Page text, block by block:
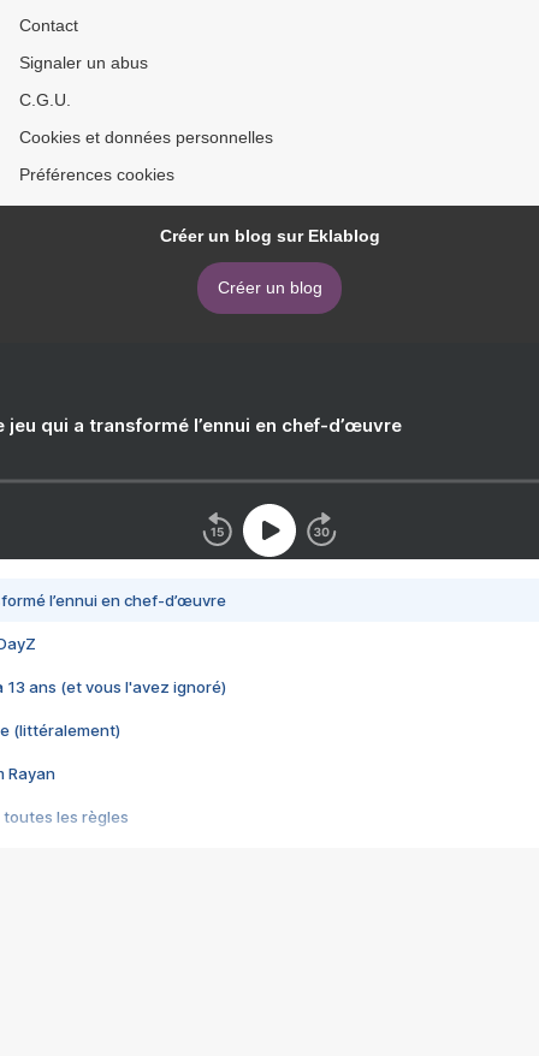
Contact
Signaler un abus
C.G.U.
Cookies et données personnelles
Préférences cookies
Créer un blog sur Eklablog
Créer un blog
jeu qui a transformé l’ennui en chef-d’œuvre
l’ennui en chef-d’œuvre
13 ans (et vous l'avez ignoré)
(littéralement)
Rayan
toutes les règles